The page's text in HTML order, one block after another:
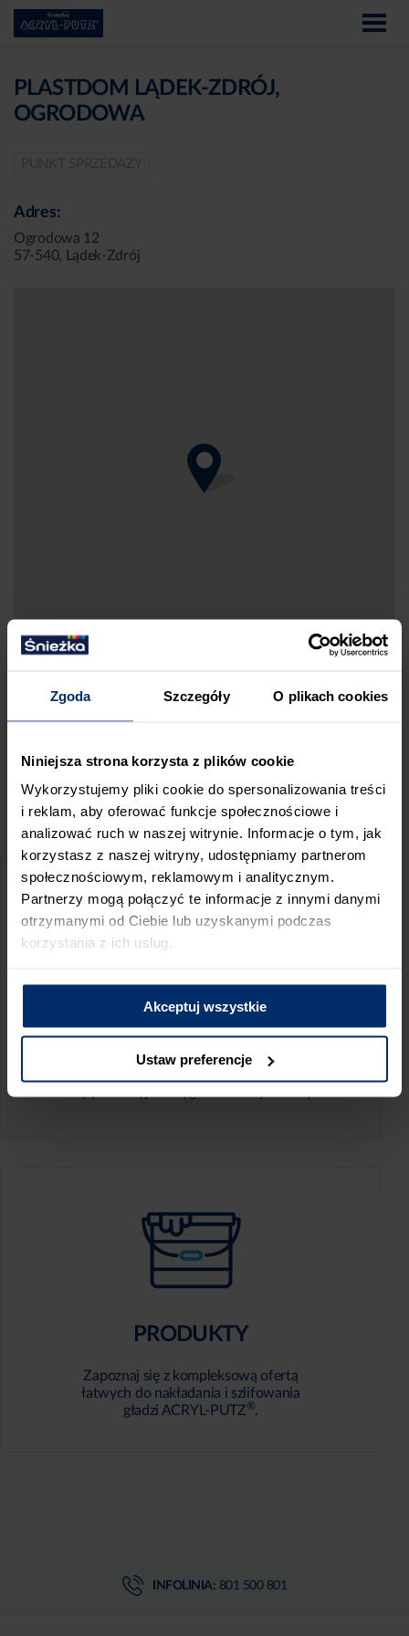
Zgoda Szczegóły O plikach cookies
Niniejsza strona korzysta z plików cookie
Wykorzystujemy pliki cookie do spersonalizowania treści
i reklam, aby oferować funkcje społecznościowe i
analizować ruch w naszej witrynie. Informacje o tym, jak
korzystasz z naszej witryny, udostępniamy partnerom
społecznościowym, reklamowym i analitycznym.
Partnerzy mogą połączyć te informacje z innymi danymi
otrzymanymi od Ciebie lub uzyskanymi podczas
korzystania z ich usług.
Akceptuj wszystkie
Ustaw preferencje
PLASTDOM LĄDEK-ZDRÓJ,
OGRODOWA
Adres:
Ogrodowa 12
57-540, Lądek-Zdrój
ZGŁOŚ BŁĄD
PRZED WIZYTĄ W SKLEPIE POLECAMY:
KALKULATOR ZUŻYCIA
PRODUKTY
Zapoznaj się z kompleksową ofertą
łatwych do nakładania i szlifowania
gładzi ACRYL-PUTZ®.
INFOLINIA: 801 500 801